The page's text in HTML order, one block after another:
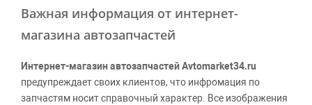
Важная информация от интернет-
магазина автозапчастей
Интернет-магазин автозапчастей Avtomarket34.ru
предупреждает своих клиентов, что инфромация по
запчастям носит справочный характер. Все изображения